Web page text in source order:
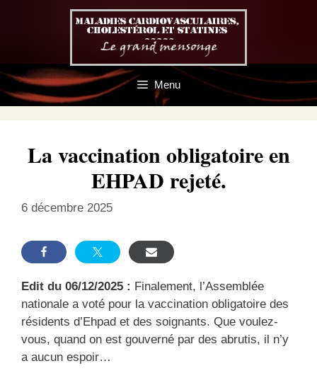
Menu
La vaccination obligatoire en
EHPAD rejeté.
6 décembre 2025
Edit du 06/12/2025 : Finalement, l’Assemblée
nationale a voté pour la vaccination obligatoire des
résidents d’Ehpad et des soignants. Que voulez-
vous, quand on est gouverné par des abrutis, il n’y
a aucun espoir…